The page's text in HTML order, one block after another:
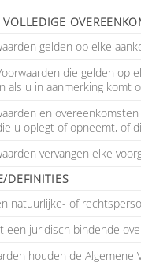
gelden op elke
die gelden op
als u in aanmerking
en
u oplegt of opneemt, of
vervangen elke
DEFINITIES
natuurlijke- of
een juridisch bindende
houden de